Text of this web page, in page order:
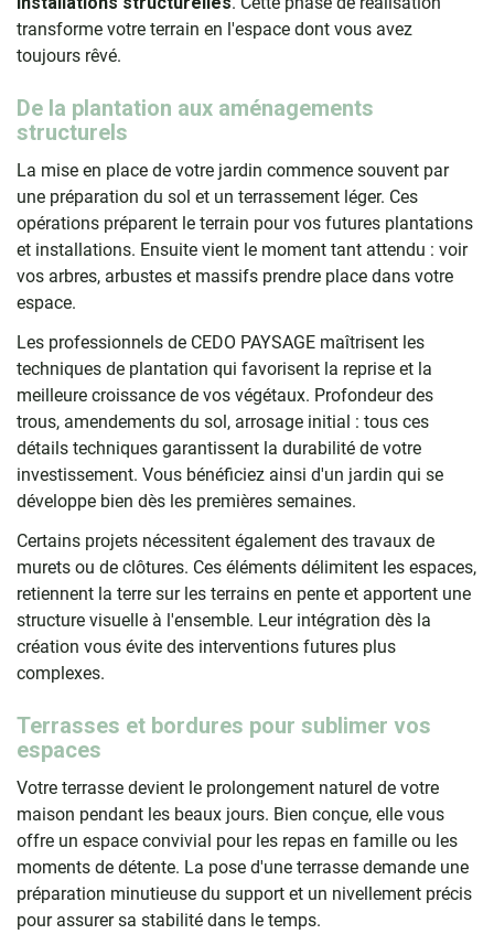
transforme votre terrain en l'espace dont vous avez
toujours rêvé.
De la plantation aux aménagements
structurels
La mise en place de votre jardin commence souvent par
une préparation du sol et un terrassement léger. Ces
opérations préparent le terrain pour vos futures plantations
et installations. Ensuite vient le moment tant attendu : voir
vos arbres, arbustes et massifs prendre place dans votre
espace.
Les professionnels de CEDO PAYSAGE maîtrisent les
techniques de plantation qui favorisent la reprise et la
meilleure croissance de vos végétaux. Profondeur des
trous, amendements du sol, arrosage initial : tous ces
détails techniques garantissent la durabilité de votre
investissement. Vous bénéficiez ainsi d'un jardin qui se
développe bien dès les premières semaines.
Certains projets nécessitent également des travaux de
murets ou de clôtures. Ces éléments délimitent les espaces,
retiennent la terre sur les terrains en pente et apportent une
structure visuelle à l'ensemble. Leur intégration dès la
création vous évite des interventions futures plus
complexes.
Terrasses et bordures pour sublimer vos
espaces
Votre terrasse devient le prolongement naturel de votre
maison pendant les beaux jours. Bien conçue, elle vous
offre un espace convivial pour les repas en famille ou les
moments de détente. La pose d'une terrasse demande une
préparation minutieuse du support et un nivellement précis
pour assurer sa stabilité dans le temps.